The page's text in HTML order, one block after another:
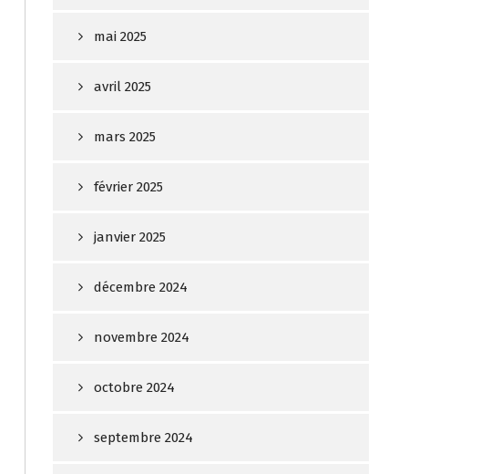
mai 2025
avril 2025
mars 2025
février 2025
janvier 2025
décembre 2024
novembre 2024
octobre 2024
septembre 2024